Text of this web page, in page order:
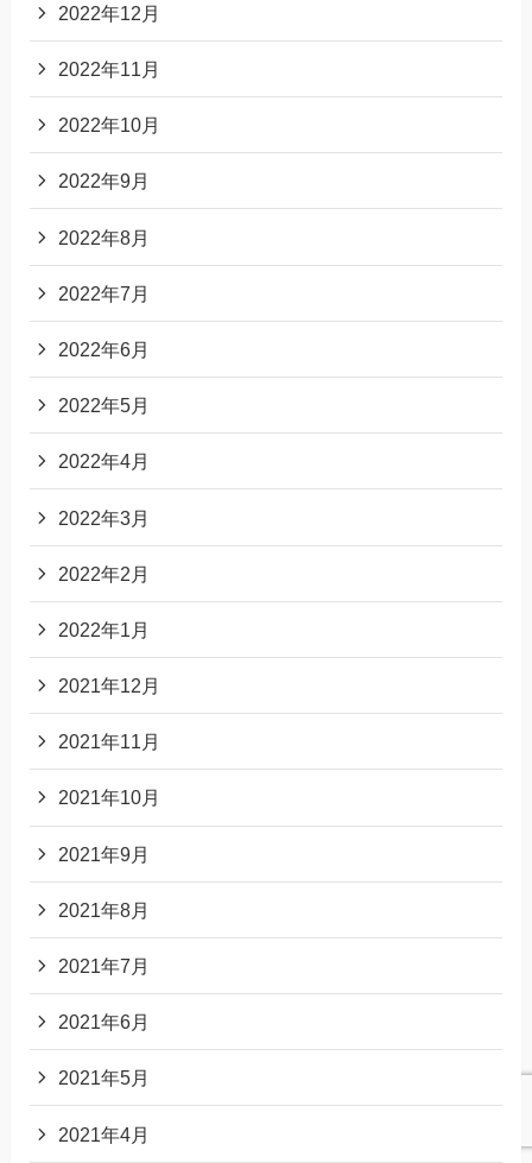
2022年12月
2022年11月
2022年10月
2022年9月
2022年8月
2022年7月
2022年6月
2022年5月
2022年4月
2022年3月
2022年2月
2022年1月
2021年12月
2021年11月
2021年10月
2021年9月
2021年8月
2021年7月
2021年6月
2021年5月
2021年4月